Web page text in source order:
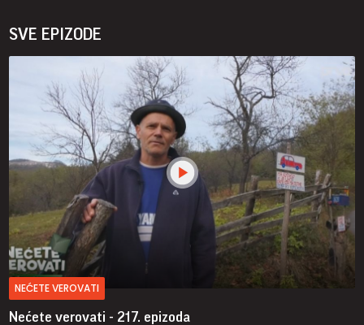
SVE EPIZODE
NEĆETE VEROVATI
Nećete verovati - 217. epizoda